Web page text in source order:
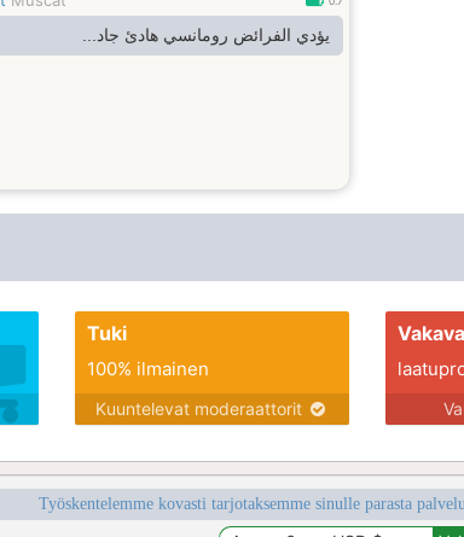
يؤدي الفرائض رومانسي هادئ جاد...
Tuki
100% ilmainen
Kuuntelevat moderaattorit
Vakava
Työskentelemme kovasti tarjotaksemme sinulle parasta